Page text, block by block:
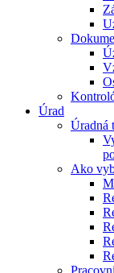
Úrad
Úradná
Ako